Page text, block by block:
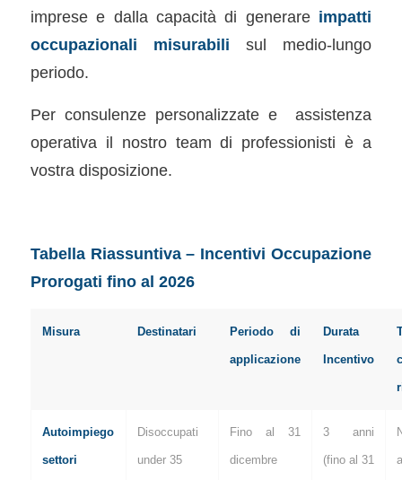
imprese e dalla capacità di generare impatti
occupazionali misurabili sul medio-lungo
periodo.
Per consulenze personalizzate e assistenza
operativa il nostro team di professionisti è a
vostra disposizione.
Tabella Riassuntiva – Incentivi Occupazione
Prorogati fino al 2026
Misura Destinatari Periodo di
applicazione
Durata
Incentivo
Autoimpiego
settori
Disoccupati
under 35
Fino al 31
dicembre
3 anni
(fino al 31